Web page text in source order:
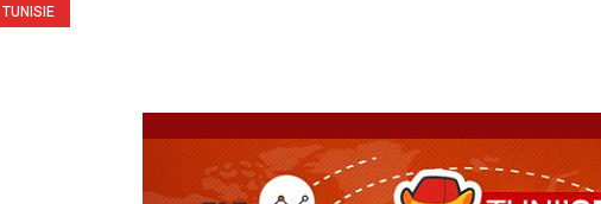
TUNISIE